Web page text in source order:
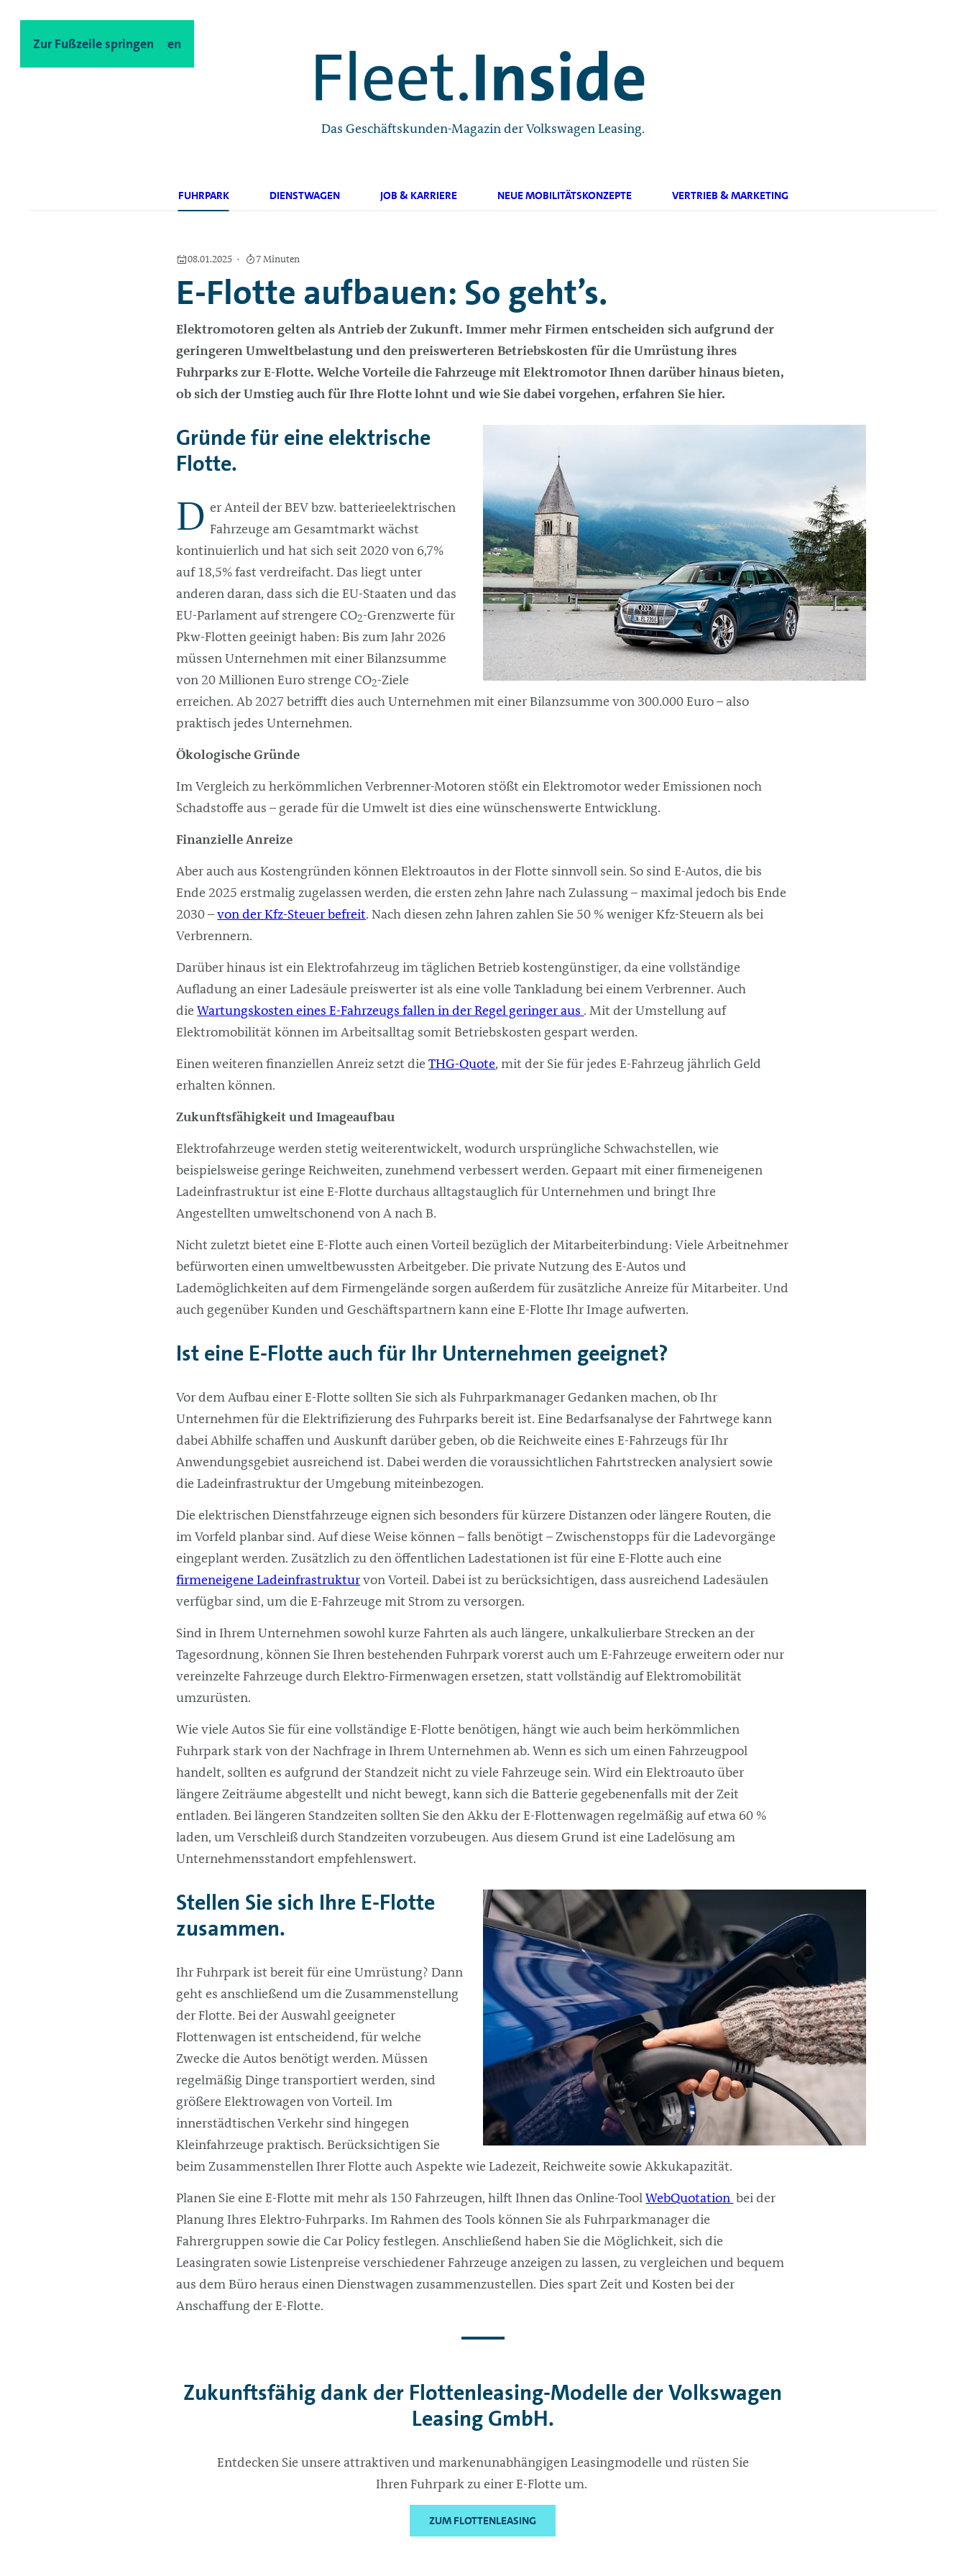
Zum Hauptinhalt springen
Zur Fußzeile springen
Das Geschäftskunden-Magazin der Volkswagen Leasing.
FUHRPARK DIENSTWAGEN JOB & KARRIERE NEUE MOBILITÄTSKONZEPTE VERTRIEB & MARKETING
08.01.2025 7 Minuten
E-Flotte aufbauen: So geht’s.
Elektromotoren gelten als Antrieb der Zukunft. Immer mehr Firmen entscheiden sich aufgrund der
geringeren Umweltbelastung und den preiswerteren Betriebskosten für die Umrüstung ihres
Fuhrparks zur E-Flotte. Welche Vorteile die Fahrzeuge mit Elektromotor Ihnen darüber hinaus bieten,
ob sich der Umstieg auch für Ihre Flotte lohnt und wie Sie dabei vorgehen, erfahren Sie hier.
Gründe für eine elektrische
Flotte.
D er Anteil der BEV bzw. batterieelektrischen
Fahrzeuge am Gesamtmarkt wächst
kontinuierlich und hat sich seit 2020 von 6,7%
auf 18,5% fast verdreifacht. Das liegt unter
anderen daran, dass sich die EU-Staaten und das
EU-Parlament auf strengere CO2-Grenzwerte für
Pkw-Flotten geeinigt haben: Bis zum Jahr 2026
müssen Unternehmen mit einer Bilanzsumme
von 20 Millionen Euro strenge CO2-Ziele
erreichen. Ab 2027 betrifft dies auch Unternehmen mit einer Bilanzsumme von 300.000 Euro – also
praktisch jedes Unternehmen.
Ökologische Gründe
Im Vergleich zu herkömmlichen Verbrenner-Motoren stößt ein Elektromotor weder Emissionen noch
Schadstoffe aus – gerade für die Umwelt ist dies eine wünschenswerte Entwicklung.
Finanzielle Anreize
Aber auch aus Kostengründen können Elektroautos in der Flotte sinnvoll sein. So sind E-Autos, die bis
Ende 2025 erstmalig zugelassen werden, die ersten zehn Jahre nach Zulassung – maximal jedoch bis Ende
2030 –von der Kfz-Steuer befreit. Nach diesen zehn Jahren zahlen Sie 50 % weniger Kfz-Steuern als bei
Verbrennern.
Darüber hinaus ist ein Elektrofahrzeug im täglichen Betrieb kostengünstiger, da eine vollständige
Aufladung an einer Ladesäule preiswerter ist als eine volle Tankladung bei einem Verbrenner. Auch
dieWartungskosten eines E-Fahrzeugs fallen in der Regel geringer aus . Mit der Umstellung auf
Elektromobilität können im Arbeitsalltag somit Betriebskosten gespart werden.
Einen weiteren finanziellen Anreiz setzt dieTHG-Quote, mit der Sie für jedes E-Fahrzeug jährlich Geld
erhalten können.
Zukunftsfähigkeit und Imageaufbau
Elektrofahrzeuge werden stetig weiterentwickelt, wodurch ursprüngliche Schwachstellen, wie
beispielsweise geringe Reichweiten, zunehmend verbessert werden. Gepaart mit einer firmeneigenen
Ladeinfrastruktur ist eine E-Flotte durchaus alltagstauglich für Unternehmen und bringt Ihre
Angestellten umweltschonend von A nach B.
Nicht zuletzt bietet eine E-Flotte auch einen Vorteil bezüglich der Mitarbeiterbindung: Viele Arbeitnehmer
befürworten einen umweltbewussten Arbeitgeber. Die private Nutzung des E-Autos und
Lademöglichkeiten auf dem Firmengelände sorgen außerdem für zusätzliche Anreize für Mitarbeiter. Und
auch gegenüber Kunden und Geschäftspartnern kann eine E-Flotte Ihr Image aufwerten.
Ist eine E-Flotte auch für Ihr Unternehmen geeignet?
Vor dem Aufbau einer E-Flotte sollten Sie sich als Fuhrparkmanager Gedanken machen, ob Ihr
Unternehmen für die Elektrifizierung des Fuhrparks bereit ist. Eine Bedarfsanalyse der Fahrtwege kann
dabei Abhilfe schaffen und Auskunft darüber geben, ob die Reichweite eines E-Fahrzeugs für Ihr
Anwendungsgebiet ausreichend ist. Dabei werden die voraussichtlichen Fahrtstrecken analysiert sowie
die Ladeinfrastruktur der Umgebung miteinbezogen.
Die elektrischen Dienstfahrzeuge eignen sich besonders für kürzere Distanzen oder längere Routen, die
im Vorfeld planbar sind. Auf diese Weise können – falls benötigt – Zwischenstopps für die Ladevorgänge
eingeplant werden. Zusätzlich zu den öffentlichen Ladestationen ist für eine E-Flotte auch eine
firmeneigene Ladeinfrastrukturvon Vorteil. Dabei ist zu berücksichtigen, dass ausreichend Ladesäulen
verfügbar sind, um die E-Fahrzeuge mit Strom zu versorgen.
Sind in Ihrem Unternehmen sowohl kurze Fahrten als auch längere, unkalkulierbare Strecken an der
Tagesordnung, können Sie Ihren bestehenden Fuhrpark vorerst auch um E-Fahrzeuge erweitern oder nur
vereinzelte Fahrzeuge durch Elektro-Firmenwagen ersetzen, statt vollständig auf Elektromobilität
umzurüsten.
Wie viele Autos Sie für eine vollständige E-Flotte benötigen, hängt wie auch beim herkömmlichen
Fuhrpark stark von der Nachfrage in Ihrem Unternehmen ab. Wenn es sich um einen Fahrzeugpool
handelt, sollten es aufgrund der Standzeit nicht zu viele Fahrzeuge sein. Wird ein Elektroauto über
längere Zeiträume abgestellt und nicht bewegt, kann sich die Batterie gegebenenfalls mit der Zeit
entladen. Bei längeren Standzeiten sollten Sie den Akku der E-Flottenwagen regelmäßig auf etwa 60 %
laden, um Verschleiß durch Standzeiten vorzubeugen. Aus diesem Grund ist eine Ladelösung am
Unternehmensstandort empfehlenswert.
Stellen Sie sich Ihre E-Flotte
zusammen.
Ihr Fuhrpark ist bereit für eine Umrüstung? Dann
geht es anschließend um die Zusammenstellung
der Flotte. Bei der Auswahl geeigneter
Flottenwagen ist entscheidend, für welche
Zwecke die Autos benötigt werden. Müssen
regelmäßig Dinge transportiert werden, sind
größere Elektrowagen von Vorteil. Im
innerstädtischen Verkehr sind hingegen
Kleinfahrzeuge praktisch. Berücksichtigen Sie
beim Zusammenstellen Ihrer Flotte auch Aspekte wie Ladezeit, Reichweite sowie Akkukapazität.
Planen Sie eine E-Flotte mit mehr als 150 Fahrzeugen, hilft Ihnen das Online-ToolWebQuotation bei der
Planung Ihres Elektro-Fuhrparks. Im Rahmen des Tools können Sie als Fuhrparkmanager die
Fahrergruppen sowie die Car Policy festlegen. Anschließend haben Sie die Möglichkeit, sich die
Leasingraten sowie Listenpreise verschiedener Fahrzeuge anzeigen zu lassen, zu vergleichen und bequem
aus dem Büro heraus einen Dienstwagen zusammenzustellen. Dies spart Zeit und Kosten bei der
Anschaffung der E-Flotte.
Zukunftsfähig dank der Flottenleasing-Modelle der Volkswagen
Leasing GmbH.
Entdecken Sie unsere attraktiven und markenunabhängigen Leasingmodelle und rüsten Sie
Ihren Fuhrpark zu einer E-Flotte um.
ZUM FLOTTENLEASING